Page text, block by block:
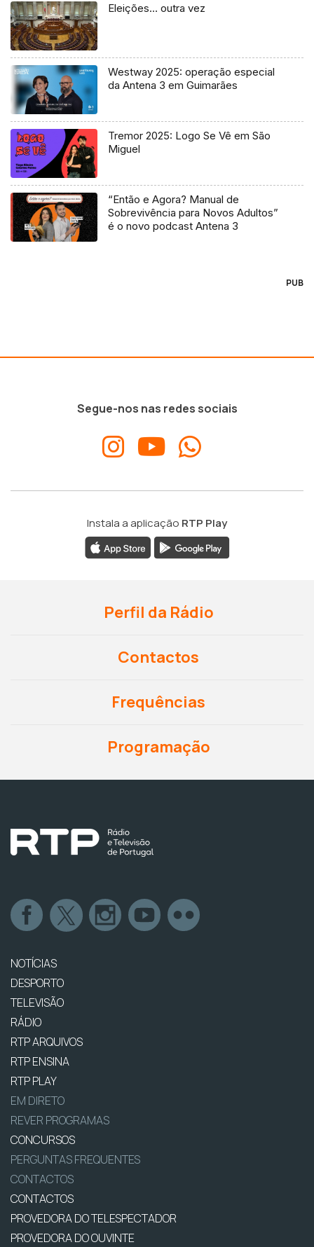
Eleições… outra vez
Westway 2025: operação especial
da Antena 3 em Guimarães
Tremor 2025: Logo Se Vê em São
Miguel
“Então e Agora? Manual de
Sobrevivência para Novos Adultos”
é o novo podcast Antena 3
PUB
Segue-nos nas redes sociais
Instala a aplicação RTP Play
Perfil da Rádio
Contactos
Frequências
Programação
NOTÍCIAS
DESPORTO
TELEVISÃO
RÁDIO
RTP ARQUIVOS
RTP ENSINA
RTP PLAY
EM DIRETO
REVER PROGRAMAS
CONCURSOS
PERGUNTAS FREQUENTES
CONTACTOS
CONTACTOS
PROVEDORA DO TELESPECTADOR
PROVEDORA DO OUVINTE